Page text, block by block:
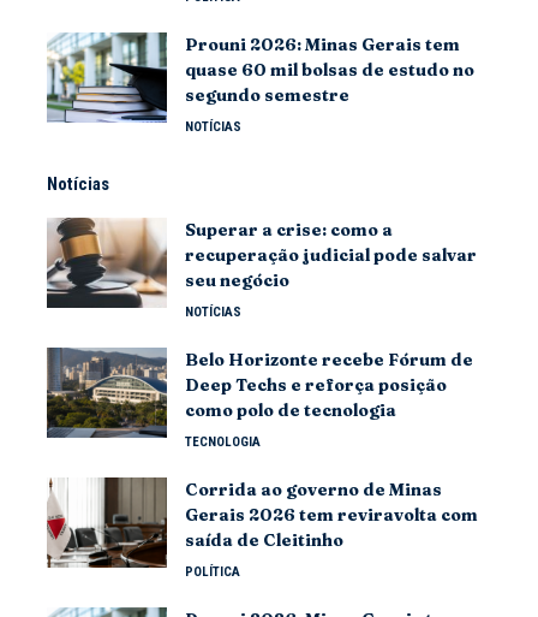
Prouni 2026: Minas Gerais tem
quase 60 mil bolsas de estudo no
segundo semestre
NOTÍCIAS
Notícias
Superar a crise: como a
recuperação judicial pode salvar
seu negócio
NOTÍCIAS
Belo Horizonte recebe Fórum de
Deep Techs e reforça posição
como polo de tecnologia
TECNOLOGIA
Corrida ao governo de Minas
Gerais 2026 tem reviravolta com
saída de Cleitinho
POLÍTICA